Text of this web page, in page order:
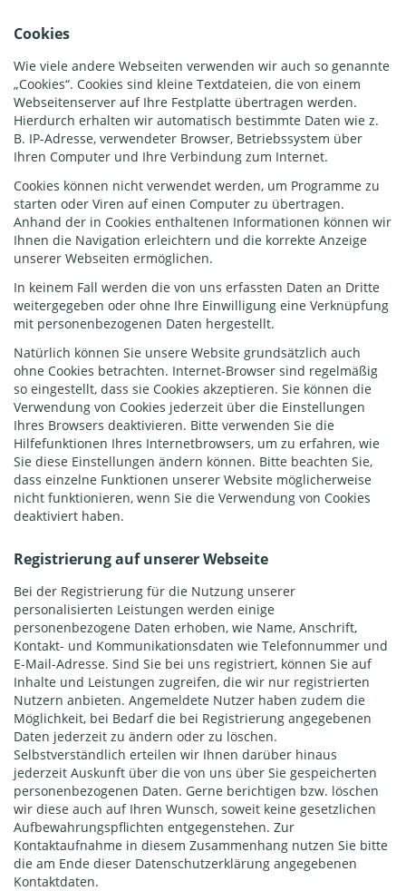
Cookies
Wie viele andere Webseiten verwenden wir auch so genannte
„Cookies“. Cookies sind kleine Textdateien, die von einem
Webseitenserver auf Ihre Festplatte übertragen werden.
Hierdurch erhalten wir automatisch bestimmte Daten wie z.
B. IP-Adresse, verwendeter Browser, Betriebssystem über
Ihren Computer und Ihre Verbindung zum Internet.
Cookies können nicht verwendet werden, um Programme zu
starten oder Viren auf einen Computer zu übertragen.
Anhand der in Cookies enthaltenen Informationen können wir
Ihnen die Navigation erleichtern und die korrekte Anzeige
unserer Webseiten ermöglichen.
In keinem Fall werden die von uns erfassten Daten an Dritte
weitergegeben oder ohne Ihre Einwilligung eine Verknüpfung
mit personenbezogenen Daten hergestellt.
Natürlich können Sie unsere Website grundsätzlich auch
ohne Cookies betrachten. Internet-Browser sind regelmäßig
so eingestellt, dass sie Cookies akzeptieren. Sie können die
Verwendung von Cookies jederzeit über die Einstellungen
Ihres Browsers deaktivieren. Bitte verwenden Sie die
Hilfefunktionen Ihres Internetbrowsers, um zu erfahren, wie
Sie diese Einstellungen ändern können. Bitte beachten Sie,
dass einzelne Funktionen unserer Website möglicherweise
nicht funktionieren, wenn Sie die Verwendung von Cookies
deaktiviert haben.
Registrierung auf unserer Webseite
Bei der Registrierung für die Nutzung unserer
personalisierten Leistungen werden einige
personenbezogene Daten erhoben, wie Name, Anschrift,
Kontakt- und Kommunikationsdaten wie Telefonnummer und
E-Mail-Adresse. Sind Sie bei uns registriert, können Sie auf
Inhalte und Leistungen zugreifen, die wir nur registrierten
Nutzern anbieten. Angemeldete Nutzer haben zudem die
Möglichkeit, bei Bedarf die bei Registrierung angegebenen
Daten jederzeit zu ändern oder zu löschen.
Selbstverständlich erteilen wir Ihnen darüber hinaus
jederzeit Auskunft über die von uns über Sie gespeicherten
personenbezogenen Daten. Gerne berichtigen bzw. löschen
wir diese auch auf Ihren Wunsch, soweit keine gesetzlichen
Aufbewahrungspflichten entgegenstehen. Zur
Kontaktaufnahme in diesem Zusammenhang nutzen Sie bitte
die am Ende dieser Datenschutzerklärung angegebenen
Kontaktdaten.